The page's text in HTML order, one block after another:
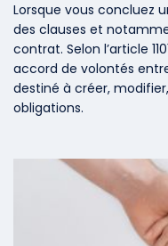
Lorsque vous concluez
des clauses et
contrat. Selon l’article
accord de volontés
destiné à créer,
obligations.